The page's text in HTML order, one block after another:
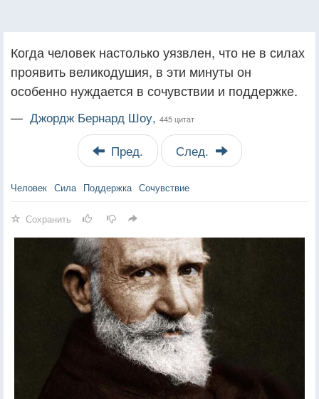
Когда человек настолько уязвлен, что не в силах
проявить великодушия, в эти минуты он
особенно нуждается в сочувствии и поддержке.
— Джордж Бернард Шоу, 445 цитат
Пред. След.
Человек Сила Поддержка Сочувствие
Сохранить